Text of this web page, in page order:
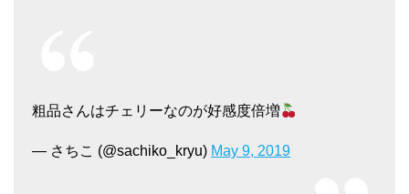
粗品さんはチェリーなのが好感度倍増
— さちこ (@sachiko_kryu) May 9, 2019